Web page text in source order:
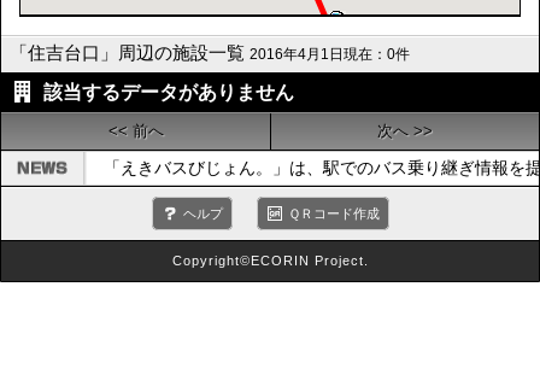
「住吉台口」周辺の施設一覧 2016年4月1日現在：0件
該当するデータがありません
<< 前へ 次へ >>
「えきバスびじょん。」は、駅でのバス乗り継ぎ情報
ヘルプ ＱＲコード作成
Copyright©ECORIN Project.